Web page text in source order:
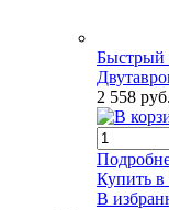
Быстрый
2 558 руб.
Купить в
В